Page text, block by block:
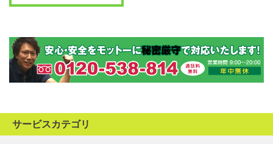
サービスカテゴリ